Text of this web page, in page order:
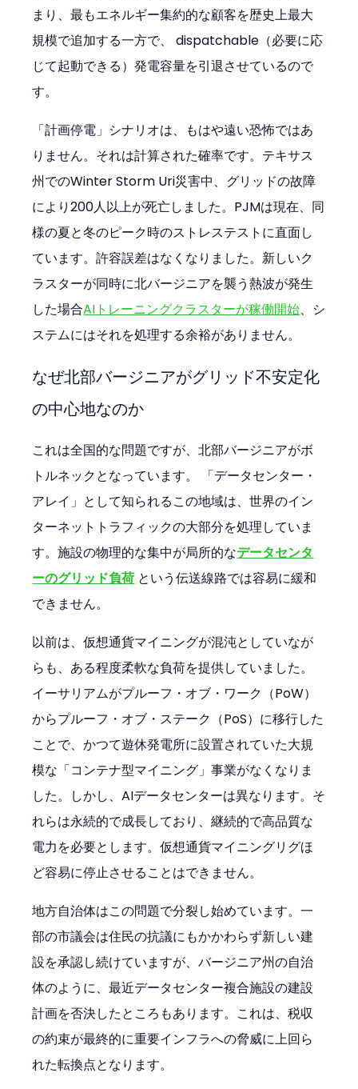
まり、最もエネルギー集約的な顧客を歴史上最大
規模で追加する一方で、 dispatchable（必要に応
じて起動できる）発電容量を引退させているので
す。
「計画停電」シナリオは、もはや遠い恐怖ではあ
りません。それは計算された確率です。テキサス
州でのWinter Storm Uri災害中、グリッドの故障
により200人以上が死亡しました。PJMは現在、同
様の夏と冬のピーク時のストレステストに直面し
ています。許容誤差はなくなりました。新しいク
ラスターが同時に北バージニアを襲う熱波が発生
した場合AIトレーニングクラスターが稼働開始、シ
ステムにはそれを処理する余裕がありません。
なぜ北部バージニアがグリッド不安定化
の中心地なのか
これは全国的な問題ですが、北部バージニアがボ
トルネックとなっています。 「データセンター・
アレイ」として知られるこの地域は、世界のイン
ターネットトラフィックの大部分を処理していま
す。施設の物理的な集中が局所的なデータセンタ
ーのグリッド負荷 という伝送線路では容易に緩和
できません。
以前は、仮想通貨マイニングが混沌としていなが
らも、ある程度柔軟な負荷を提供していました。
イーサリアムがプルーフ・オブ・ワーク（PoW）
からプルーフ・オブ・ステーク（PoS）に移行した
ことで、かつて遊休発電所に設置されていた大規
模な「コンテナ型マイニング」事業がなくなりま
した。しかし、AIデータセンターは異なります。そ
れらは永続的で成長しており、継続的で高品質な
電力を必要とします。仮想通貨マイニングリグほ
ど容易に停止させることはできません。
地方自治体はこの問題で分裂し始めています。一
部の市議会は住民の抗議にもかかわらず新しい建
設を承認し続けていますが、バージニア州の自治
体のように、最近データセンター複合施設の建設
計画を否決したところもあります。これは、税収
の約束が最終的に重要インフラへの脅威に上回ら
れた転換点となります。